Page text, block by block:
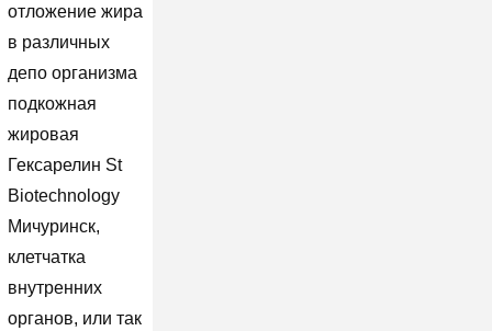
отложение жира
в различных
депо организма
подкожная
жировая
Гексарелин St
Biotechnology
Мичуринск,
клетчатка
внутренних
органов, или так